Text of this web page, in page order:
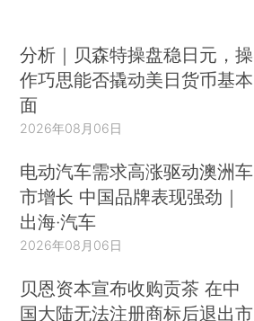
分析｜贝森特操盘稳日元，操
作巧思能否撬动美日货币基本
面
2026年08月06日
电动汽车需求高涨驱动澳洲车
市增长 中国品牌表现强劲｜
出海·汽车
2026年08月06日
贝恩资本宣布收购贡茶 在中
国大陆无法注册商标后退出市